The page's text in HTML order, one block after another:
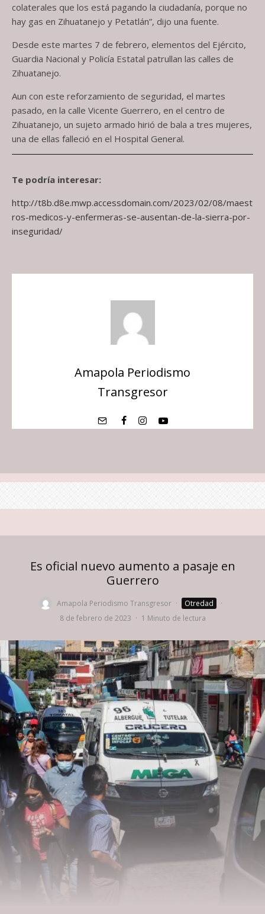
colaterales que los está pagando la ciudadanía, porque no
hay gas en Zihuatanejo y Petatlán”, dijo una fuente.
Desde este martes 7 de febrero, elementos del Ejército,
Guardia Nacional y Policía Estatal patrullan las calles de
Zihuatanejo.
Aun con este reforzamiento de seguridad, el martes
pasado, en la calle Vicente Guerrero, en el centro de
Zihuatanejo, un sujeto armado hirió de bala a tres mujeres,
una de ellas falleció en el Hospital General.
Te podría interesar:
http://t8b.d8e.mwp.accessdomain.com/2023/02/08/maest
ros-medicos-y-enfermeras-se-ausentan-de-la-sierra-por-
inseguridad/
Amapola Periodismo
Transgresor
Es oficial nuevo aumento a pasaje en
Guerrero
Amapola Periodismo Transgresor · Otredad
·
8 de febrero de 2023 · 1 Minuto de lectura